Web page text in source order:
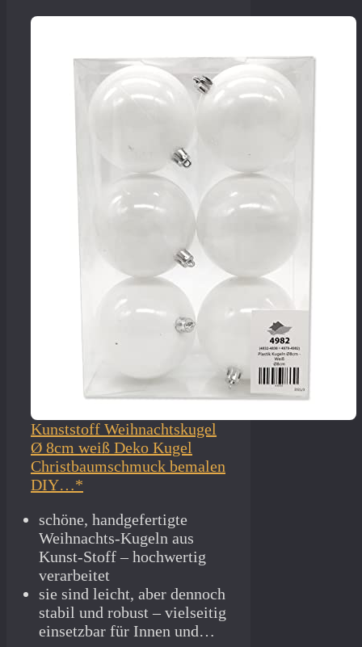
Kunststoff Weihnachtskugel
Ø 8cm weiß Deko Kugel
Christbaumschmuck bemalen
DIY…*
schöne, handgefertigte
Weihnachts-Kugeln aus
Kunst-Stoff – hochwertig
verarbeitet
sie sind leicht, aber dennoch
stabil und robust – vielseitig
einsetzbar für Innen und…